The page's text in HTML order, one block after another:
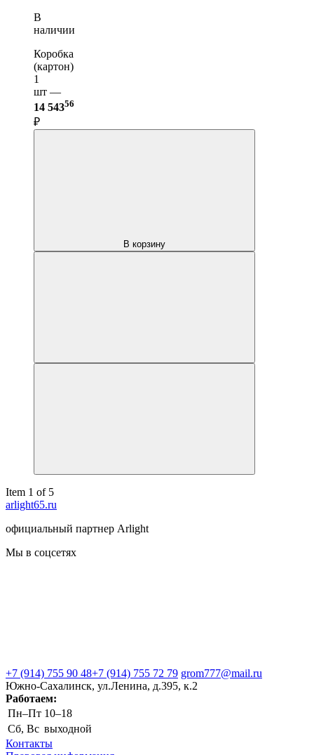
В
наличии
Коробка
(картон)
1
шт —
14 54356
₽
В корзину
Item 1 of 5
arlight65.ru
официальный партнер Arlight
Мы в соцсетях
+7 (914) 755 90 48+7 (914) 755 72 79 grom777@mail.ru
Южно-Сахалинск, ул.Ленина, д.395, к.2
Работаем:
Пн–Пт 10–18
Сб, Вс выходной
Контакты